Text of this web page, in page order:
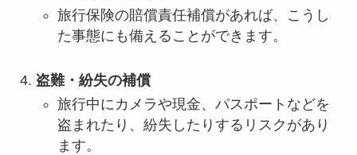
旅行保険の賠償責任補償があれば、こうし
た事態にも備えることができます。
盗難・紛失の補償
旅行中にカメラや現金、パスポートなどを
盗まれたり、紛失したりするリスクがあり
ます。